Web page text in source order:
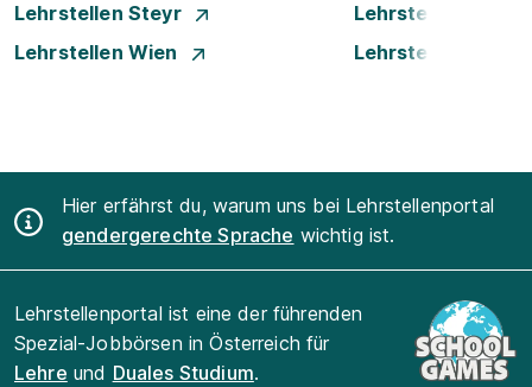
Lehrstellen Steyr
Lehrstellen Traun
Lehrstellen Wien
Lehrstellen
Hier erfährst du, warum uns bei Lehrstellenportal
gendergerechte Sprache wichtig ist.
Lehrstellenportal ist eine der führenden
Spezial-Jobbörsen in Österreich für
Lehre und Duales Studium.